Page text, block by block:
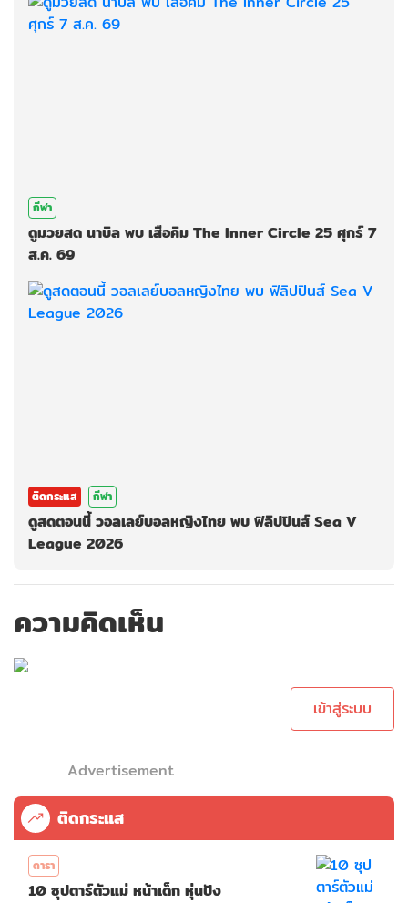
กีฬา
ดูมวยสด นาบิล พบ เสือคิม The Inner Circle 25 ศุกร์ 7
ส.ค. 69
ติดกระแส กีฬา
ดูสดตอนนี้ วอลเลย์บอลหญิงไทย พบ ฟิลิปปินส์ Sea V
League 2026
ความคิดเห็นกรุณาเข้าสู่ระบบ
เข้าสู่ระบบ
Advertisement
ติดกระแส
ดารา
10 ซุปตาร์ตัวแม่ หน้าเด็ก หุ่นปัง